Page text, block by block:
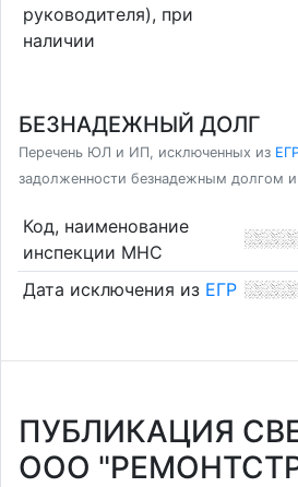
руководителя), при
наличии
БЕЗНАДЕЖНЫЙ ДОЛГ
Перечень ЮЛ и ИП, исключенных из
задолженности безнадежным долгом и
Код, наименование
инспекции МНС
Дата исключения из ЕГР
ПУБЛИКАЦИЯ
ООО